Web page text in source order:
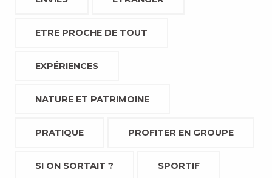
ETRE PROCHE DE TOUT
EXPÉRIENCES
NATURE ET PATRIMOINE
PRATIQUE PROFITER EN GROUPE
SI ON SORTAIT ? SPORTIF